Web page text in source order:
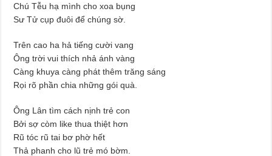
Chú Tễu hạ mình cho xoa bụng
Sư Tử cụp đuôi để chúng sờ.
Trên cao ha hả tiếng cười vang
Ông trời vui thích nhả ánh vàng
Càng khuya càng phát thêm trăng sáng
Rọi rõ phần chia những gói quà.
Ông Lân tìm cách nịnh trẻ con
Bởi sợ còm like thua thiệt hơn
Rũ tóc rũ tai bơ phờ hết
Thả phanh cho lũ trẻ mó bờm.